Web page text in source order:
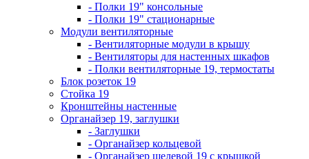
- Полки 19" консольные
- Полки 19" стационарные
Модули вентиляторные
- Вентиляторные модули в крышу
- Вентиляторы для настенных шкафов
- Полки вентиляторные 19, термостаты
Блок розеток 19
Стойка 19
Кронштейны настенные
Органайзер 19, заглушки
- Заглушки
- Органайзер кольцевой
- Органайзер щелевой 19 с крышкой